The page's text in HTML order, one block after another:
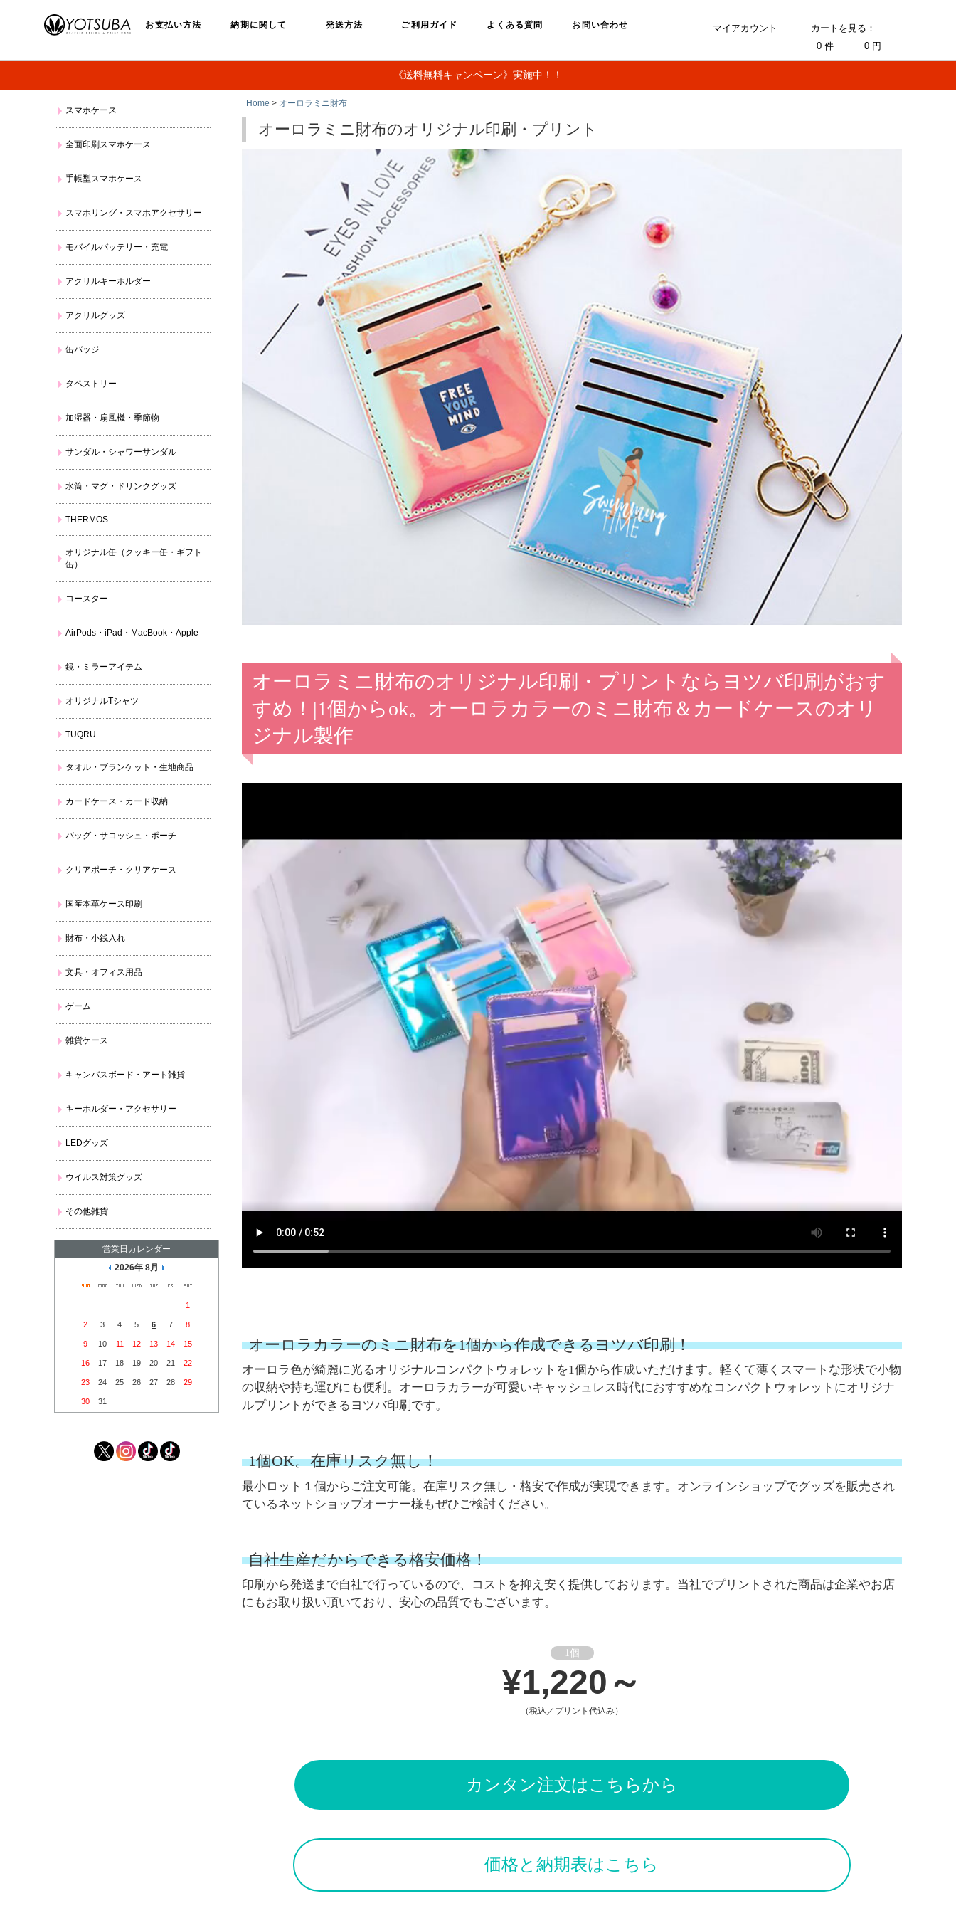
お支払い方法 納期に関して 発送方法 ご利用ガイド よくある質問 お問い合わせ マイアカウント
カートを見る：
0 件 0 円
《送料無料キャンペーン》実施中！！
スマホケース
全面印刷スマホケース
手帳型スマホケース
スマホリング・スマホアクセサリー
モバイルバッテリー・充電
アクリルキーホルダー
アクリルグッズ
缶バッジ
タペストリー
加湿器・扇風機・季節物
サンダル・シャワーサンダル
水筒・マグ・ドリンクグッズ
THERMOS
オリジナル缶（クッキー缶・ギフト
缶）
コースター
AirPods・iPad・MacBook・Apple
鏡・ミラーアイテム
オリジナルTシャツ
TUQRU
タオル・ブランケット・生地商品
カードケース・カード収納
バッグ・サコッシュ・ポーチ
クリアポーチ・クリアケース
国産本革ケース印刷
財布・小銭入れ
文具・オフィス用品
ゲーム
雑貨ケース
キャンバスボード・アート雑貨
キーホルダー・アクセサリー
LEDグッズ
ウイルス対策グッズ
その他雑貨
営業日カレンダー
2026年 8月
1
2 3 4 5 6 7 8
9 10 11 12 13 14 15
16 17 18 19 20 21 22
23 24 25 26 27 28 29
30 31
Home > オーロラミニ財布
オーロラミニ財布のオリジナル印刷・プリント
オーロラミニ財布のオリジナル印刷・プリントならヨツバ印刷がおす
すめ！|1個からok。オーロラカラーのミニ財布＆カードケースのオリ
ジナル製作
オーロラカラーのミニ財布を1個から作成できるヨツバ印刷！
オーロラ色が綺麗に光るオリジナルコンパクトウォレットを1個から作成いただけます。軽くて薄くスマートな形状で小物
の収納や持ち運びにも便利。オーロラカラーが可愛いキャッシュレス時代におすすめなコンパクトウォレットにオリジナ
ルプリントができるヨツバ印刷です。
1個OK。在庫リスク無し！
最小ロット１個からご注文可能。在庫リスク無し・格安で作成が実現できます。オンラインショップでグッズを販売され
ているネットショップオーナー様もぜひご検討ください。
自社生産だからできる格安価格！
印刷から発送まで自社で行っているので、コストを抑え安く提供しております。当社でプリントされた商品は企業やお店
にもお取り扱い頂いており、安心の品質でもございます。
1個
¥1,220～
（税込／プリント代込み）
カンタン注文はこちらから
価格と納期表はこちら